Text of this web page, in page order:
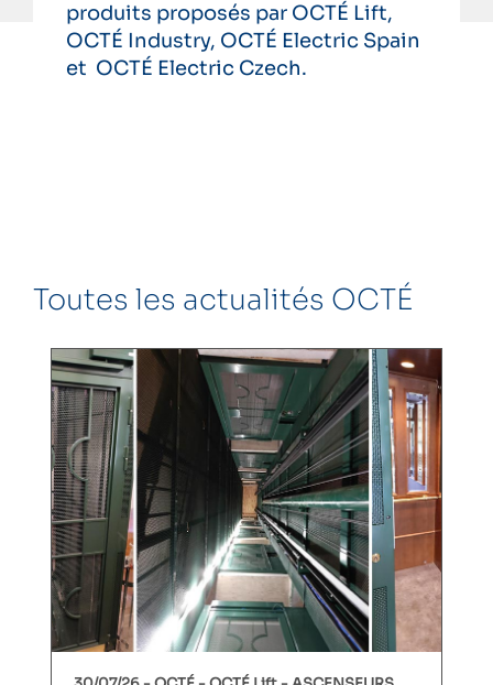
produits proposés par OCTÉ Lift,
OCTÉ Industry, OCTÉ Electric Spain
et OCTÉ Electric Czech.
Toutes les actualités OCTÉ